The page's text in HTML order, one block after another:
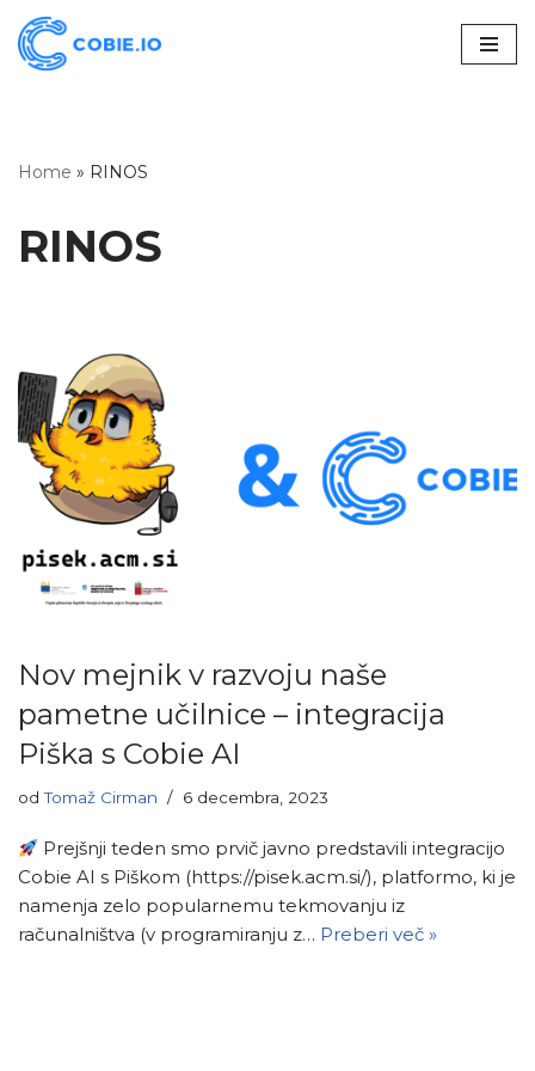
Skoči
Home » RINOS
RINOS
Nov mejnik v razvoju naše
pametne učilnice – integracija
Piška s Cobie AI
odTomaž Cirman 6 decembra, 2023
Prejšnji teden smo prvič javno predstavili integracijo
Cobie AI s Piškom (https://pisek.acm.si/), platformo, ki je
namenja zelo popularnemu tekmovanju iz
računalništva (v programiranju z… Preberi več »